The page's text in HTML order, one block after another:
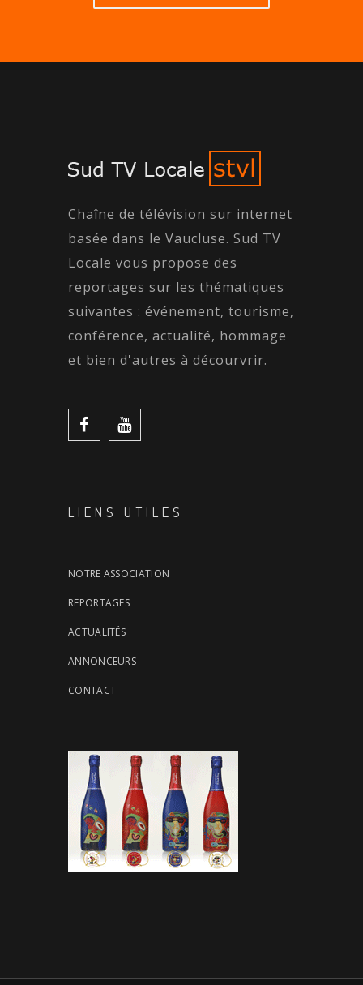
Chaîne de télévision sur internet
basée dans le Vaucluse. Sud TV
Locale vous propose des
reportages sur les thématiques
suivantes : événement, tourisme,
conférence, actualité, hommage
et bien d'autres à décourvrir.
LIENS UTILES
NOTRE ASSOCIATION
REPORTAGES
ACTUALITÉS
ANNONCEURS
CONTACT